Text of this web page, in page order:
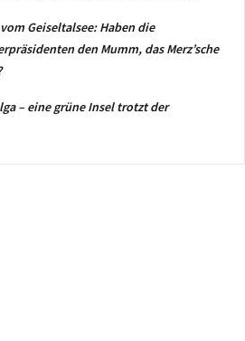
Geiseltalsee: Haben die
den Mumm, das Merz’sche
– eine grüne Insel trotzt der